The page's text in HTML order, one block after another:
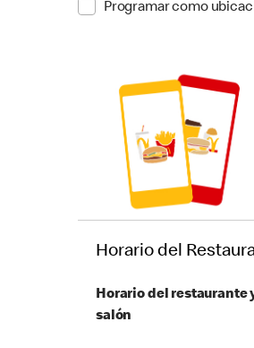
Programar como
Horario del
Horario del restaurante
salón